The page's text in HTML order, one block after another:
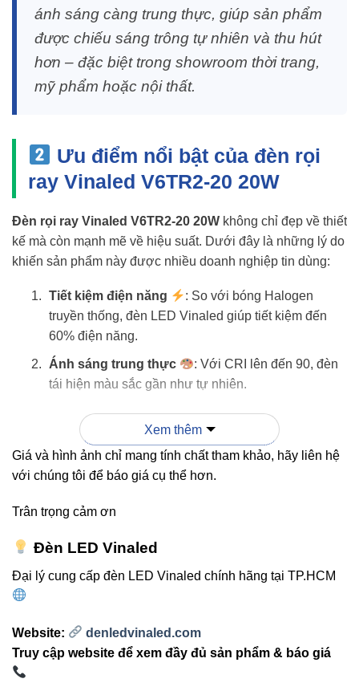
ánh sáng càng trung thực, giúp sản phẩm
được chiếu sáng trông tự nhiên và thu hút
hơn – đặc biệt trong showroom thời trang,
mỹ phẩm hoặc nội thất.
Ưu điểm nổi bật của đèn rọi
ray Vinaled V6TR2-20 20W
Đèn rọi ray Vinaled V6TR2-20 20W không chỉ đẹp về thiết
kế mà còn mạnh mẽ về hiệu suất. Dưới đây là những lý do
khiến sản phẩm này được nhiều doanh nghiệp tin dùng:
Tiết kiệm điện năng
: So với bóng Halogen
truyền thống, đèn LED Vinaled giúp tiết kiệm đến
60% điện năng.
Ánh sáng trung thực
: Với CRI lên đến 90, đèn
tái hiện màu sắc gần như tự nhiên.
Tuổi thọ cao
: Hơn 30.000 giờ chiếu sáng, tương
đương 8–10 năm sử dụng liên tục.
Thiết kế sang trọng
: Kiểu dáng tinh tế, dễ dàng
lắp đặt trên thanh ray, phù hợp mọi không gian.
An toàn & thân thiện môi trường
V6TR2-20 20W với các mẫu phổ
biến khác
Xem thêm
Giá và hình ảnh chỉ mang tính chất tham khảo, hãy liên hệ
với chúng tôi để báo giá cụ thể hơn.
Trân trọng cảm ơn
Đèn LED Vinaled
Đại lý cung cấp đèn LED Vinaled chính hãng tại TP.HCM
Website:
denledvinaled.com
Truy cập website để xem đầy đủ sản phẩm & báo giá